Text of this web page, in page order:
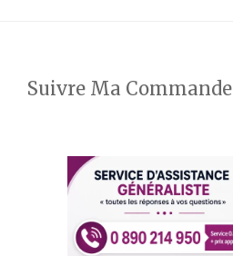
Suivre Ma Commande